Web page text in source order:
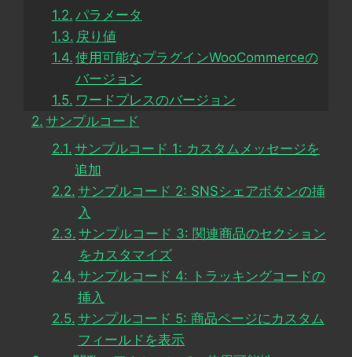
パラメータ
戻り値
使用可能なプラグインWooCommerceの
バージョン
ワードプレスのバージョン
サンプルコード
サンプルコード 1: カスタムメッセージを
追加
サンプルコード 2: SNSシェアボタンの挿
入
サンプルコード 3: 関連商品のセクション
をカスタマイズ
サンプルコード 4: トラッキングコードの
挿入
サンプルコード 5: 商品ページにカスタム
フィールドを表示